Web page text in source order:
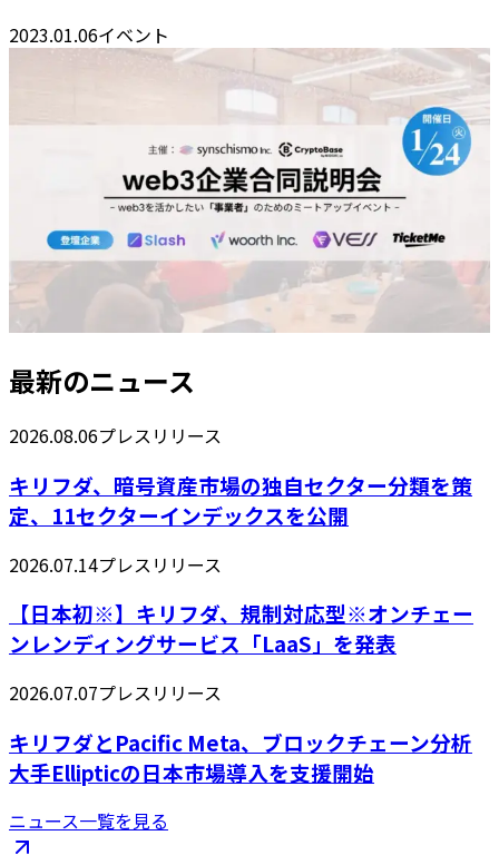
2023.01.06イベント
最新のニュース
2026.08.06プレスリリース
キリフダ、暗号資産市場の独自セクター分類を策
定、11セクターインデックスを公開
2026.07.14プレスリリース
【日本初※】キリフダ、規制対応型※オンチェー
ンレンディングサービス「LaaS」を発表
2026.07.07プレスリリース
キリフダとPacific Meta、ブロックチェーン分析
大手Ellipticの日本市場導入を支援開始
ニュース一覧を見る